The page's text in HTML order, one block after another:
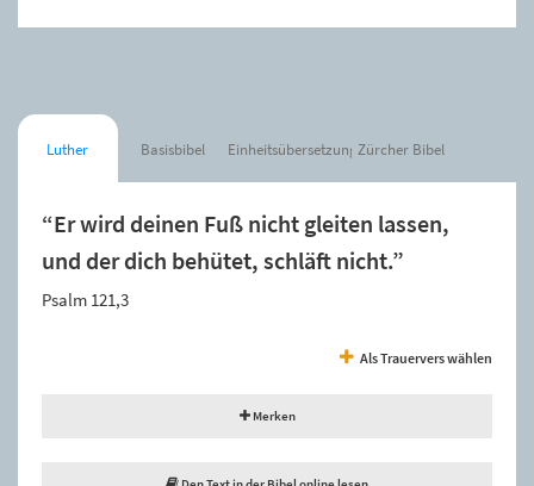
Luther Basisbibel Einheitsübersetzung Zürcher Bibel
“Er wird deinen Fuß nicht gleiten lassen,
und der dich behütet, schläft nicht.”
Psalm 121,3
Als Trauervers wählen
Merken